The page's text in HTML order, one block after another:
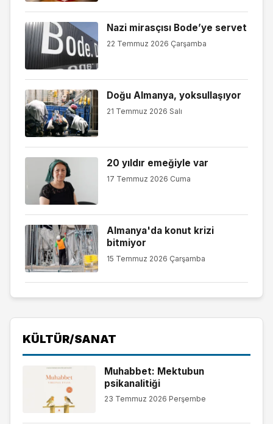
Nazi mirasçısı Bode’ye servet
22 Temmuz 2026 Çarşamba
Doğu Almanya, yoksullaşıyor
21 Temmuz 2026 Salı
20 yıldır emeğiyle var
17 Temmuz 2026 Cuma
Almanya'da konut krizi
bitmiyor
15 Temmuz 2026 Çarşamba
KÜLTÜR/SANAT
Muhabbet: Mektubun
psikanalitiği
23 Temmuz 2026 Perşembe